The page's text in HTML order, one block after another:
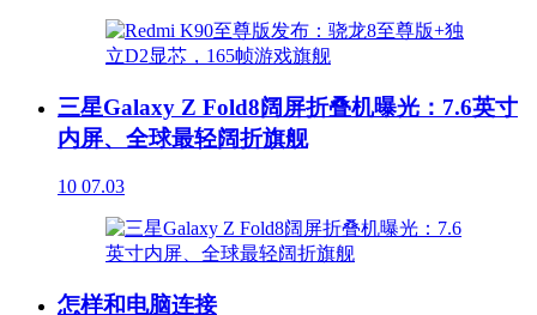
三星Galaxy Z Fold8阔屏折叠机曝光：7.6英寸
内屏、全球最轻阔折旗舰
10 07.03
怎样和电脑连接